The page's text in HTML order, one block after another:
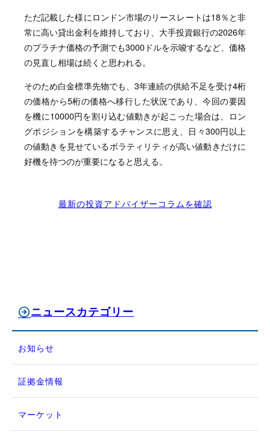
ただ記載した様にロンドン市場のリースレートは18％と非
常に高い貸出金利を維持しており、大手投資銀行の2026年
のプラチナ価格の予測でも3000ドルを示唆するなど、価格
の見直し相場は続くと思われる。
そのため白金標準先物でも、3年連続の供給不足を受け4桁
の価格から5桁の価格へ移行した状況であり、今回の要因
を機に10000円を割り込む値動きが起こった場合は、ロン
グポジションを構築するチャンスに思え、日々300円以上
の値動きを見せているボラティリティが高い値動きだけに
好機を待つのが重要になると思える。
最新の投資アドバイザーコラムを確認
ニュースカテゴリー
お知らせ
証拠金情報
マーケット